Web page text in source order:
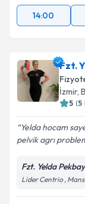
14:00
Fzt.
İzmir,
5 (5
Yelda hocam
pelvik agrı
Fzt. Yelda Pekbay
Lider Centrio ,